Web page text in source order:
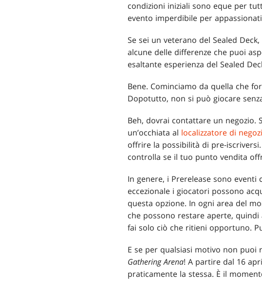
condizioni iniziali sono eque per
evento imperdibile per
Se sei un veterano del Sealed
alcune delle differenze che puoi
esaltante esperienza del Sealed
Bene. Cominciamo da quella che
Dopotutto, non si può giocare
Beh, dovrai contattare un negozio.
un’occhiata al localizzatore di negozi
offrire la possibilità di pre-
controlla se il tuo punto vendita
In genere, i Prerelease sono eventi
eccezionale i giocatori possono
questa opzione. In ogni area del
che possono restare aperte,
fai solo ciò che ritieni opportuno.
E se per qualsiasi motivo non puoi
Gathering Arena! A partire dal 16
praticamente la stessa. È il